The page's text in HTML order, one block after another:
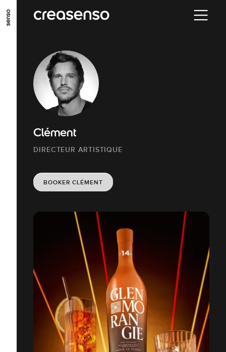
ALLER AU CONTENU PRINCIPAL
ALLER EN BAS DE PAGE
Clément
DIRECTEUR ARTISTIQUE
BOOKER CLÉMENT